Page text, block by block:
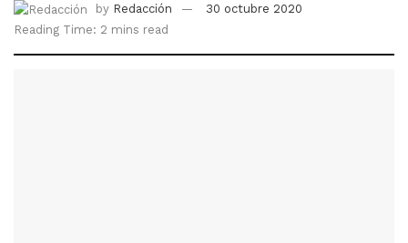
by Redacción
30 octubre 2020
Reading Time: 2 mins read